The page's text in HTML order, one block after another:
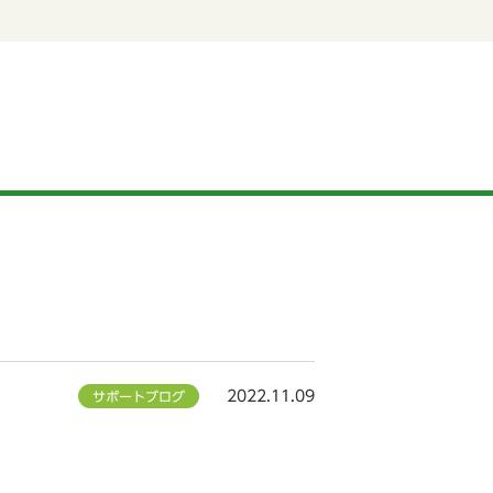
サポートブログ 2022.11.09